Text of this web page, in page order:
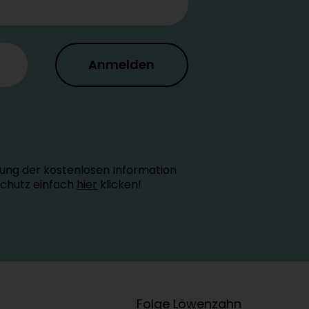
Anmelden
der kostenlosen Information
einfach hier klicken!
Folge Löwenzahn